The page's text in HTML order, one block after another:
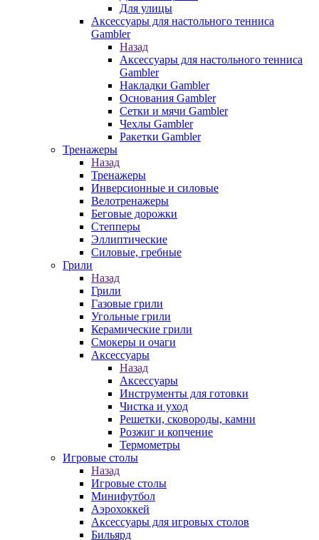
Для улицы
Аксессуары для настольного тенниса
Gambler
Назад
Аксессуары для настольного тенниса
Gambler
Накладки Gambler
Основания Gambler
Сетки и мячи Gambler
Чехлы Gambler
Ракетки Gambler
Тренажеры
Назад
Тренажеры
Инверсионные и силовые
Велотренажеры
Беговые дорожки
Степперы
Эллиптические
Силовые, гребные
Грили
Назад
Грили
Газовые грили
Угольные грили
Керамические грили
Смокеры и очаги
Аксессуары
Назад
Аксессуары
Инструменты для готовки
Чистка и уход
Решетки, сковороды, камни
Розжиг и копчение
Термометры
Игровые столы
Назад
Игровые столы
Минифутбол
Аэрохоккей
Аксессуары для игровых столов
Бильяpд